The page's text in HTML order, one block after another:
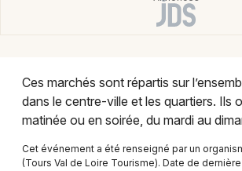
Sports
Paris
Strasbourg
Toulouse
Ces marchés sont répartis sur
dans le centre-ville et les quartiers. Ils
matinée ou en soirée, du mardi au
Cet événement a été renseigné par un
(Tours Val de Loire Tourisme). Date de